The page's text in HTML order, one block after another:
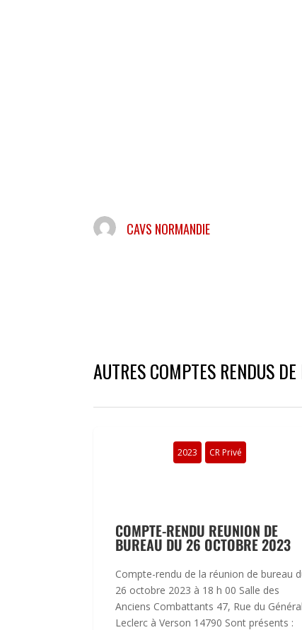
CAVS NORMANDIE
AUTRES COMPTES RENDUS
2023 CR Privé
COMPTE-RENDU REUNION DE
BUREAU DU 26 OCTOBRE 2023
Compte-rendu de la réunion de bureau
26 octobre 2023 à 18 h 00 Salle des
Anciens Combattants 47, Rue du Général
Leclerc à Verson 14790 Sont présents :